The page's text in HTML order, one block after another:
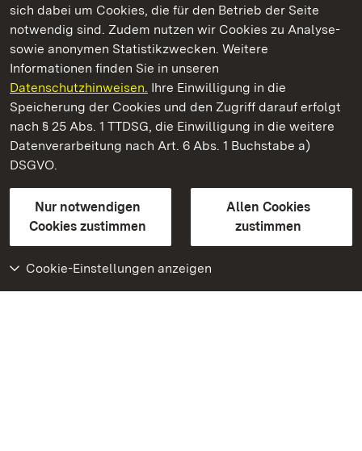
sich dabei um Cookies, die für den Betrieb der Seite
notwendig sind. Zudem nutzen wir Cookies zu Analyse-
sowie anonymen Statistikzwecken. Weitere
Informationen finden Sie in unseren
Datenschutzhinweisen. Ihre Einwilligung in die
Speicherung der Cookies und den Zugriff darauf erfolgt
nach § 25 Abs. 1 TTDSG, die Einwilligung in die weitere
Datenverarbeitung nach Art. 6 Abs. 1 Buchstabe a)
DSGVO.
Nur notwendigen
Cookies zustimmen
Allen Cookies
zustimmen
Cookie-Einstellungen anzeigen
Staatliche Schlösser und Gärten Baden‑Württemberg
Staatliche Schlösser und Gärten Baden-Württemberg
Kontakt
GebärdenspracheLeichte Sprache
Erklärung zur Barrierefreiheit
BITV-konform (geprüfte Seiten)
Weiteres